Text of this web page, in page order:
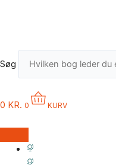
Søg
0 KR. 0 KURV